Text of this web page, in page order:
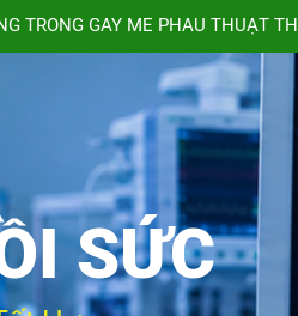
TRONG GÂY MÊ PHẪU THUẬT
TIÊM NHẦM ACID TRANEXAMIC
TRÌNH THEO DÕI BỆNH NHÂN
của Tổ chức Y tế Thế giới (WHO
TRONG GÂY MÊ PHẪU THUẬT
TIÊM NHẦM ACID TRANEXAMIC
SỨC